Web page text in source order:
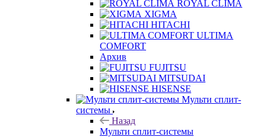
ROYAL CLIMA
XIGMA
HITACHI
ULTIMA
COMFORT
Архив
FUJITSU
MITSUDAI
HISENSE
Мульти сплит-
системы
Назад
Мульти сплит-системы